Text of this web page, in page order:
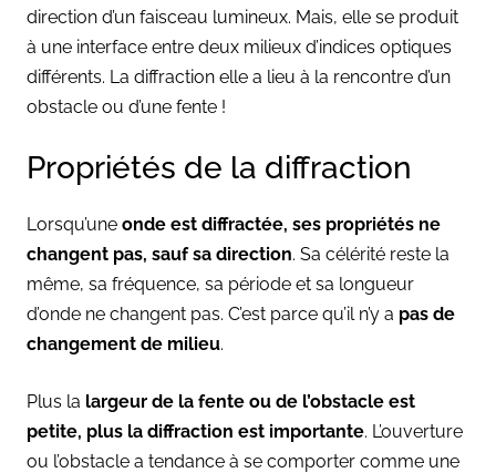
direction d’un faisceau lumineux. Mais, elle se produit
à une interface entre deux milieux d’indices optiques
différents. La diffraction elle a lieu à la rencontre d’un
obstacle ou d’une fente !
Propriétés de la diffraction
Lorsqu’une onde est diffractée, ses propriétés ne
changent pas, sauf sa direction. Sa célérité reste la
même, sa fréquence, sa période et sa longueur
d’onde ne changent pas. C’est parce qu’il n’y a pas de
changement de milieu.
Plus la largeur de la fente ou de l’obstacle est
petite, plus la diffraction est importante. L’ouverture
ou l’obstacle a tendance à se comporter comme une